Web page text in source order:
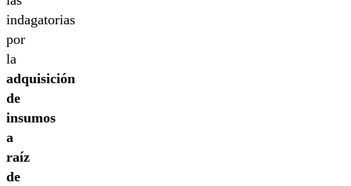
indagatorias
por
la
adquisición
de
insumos
a
raíz
de